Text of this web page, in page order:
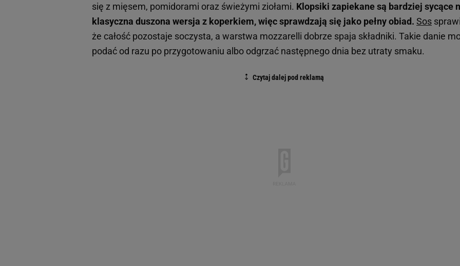
się z mięsem, pomidorami oraz świeżymi ziołami. Klopsiki zapiekane są bardziej sycące
klasyczna duszona wersja z koperkiem, więc sprawdzają się jako pełny obiad. Sos
że całość pozostaje soczysta, a warstwa mozzarelli dobrze spaja składniki. Takie danie
podać od razu po przygotowaniu albo odgrzać następnego dnia bez utraty smaku.